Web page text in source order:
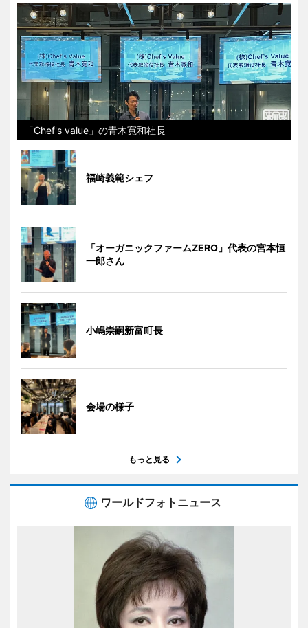
「Chef's value」の青木寛和社長
福崎義範シェフ
「オーガニックファームZERO」代表の宮本恒
一郎さん
小嶋崇嗣新富町長
会場の様子
もっと見る
ワールドフォトニュース